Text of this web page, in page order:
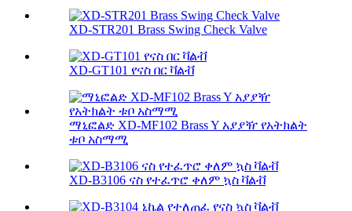
XD-STR201 Brass Swing Check Valve
XD-GT101 የናስ በር ቫልቭ
ማኒፎልድ XD-MF102 Brass Y አያያዥ የአትክልት
ቱቦ አስማሚ
XD-B3106 ናስ የተፈጥሮ ቀለም ኳስ ቫልቭ